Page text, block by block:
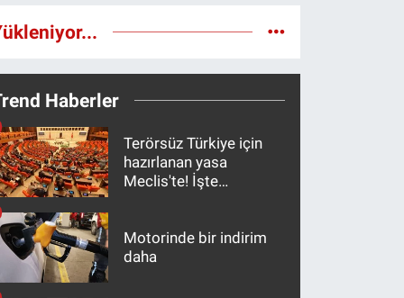
Haberler
Terörsüz Türkiye için
hazırlanan yasa
Meclis'te! İşte
Motorinde bir indirim
daha